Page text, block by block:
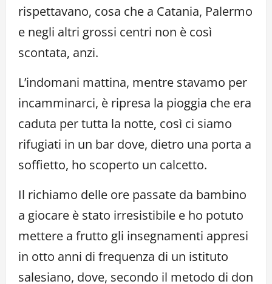
rispettavano, cosa che a Catania, Palermo
e negli altri grossi centri non è così
scontata, anzi.
L’indomani mattina, mentre stavamo per
incamminarci, è ripresa la pioggia che era
caduta per tutta la notte, così ci siamo
rifugiati in un bar dove, dietro una porta a
soffietto, ho scoperto un calcetto.
Il richiamo delle ore passate da bambino
a giocare è stato irresistibile e ho potuto
mettere a frutto gli insegnamenti appresi
in otto anni di frequenza di un istituto
salesiano, dove, secondo il metodo di don